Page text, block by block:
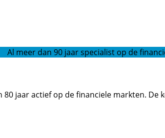
Al meer dan 90 jaar specialist op de
jaar actief op de financiele markten.